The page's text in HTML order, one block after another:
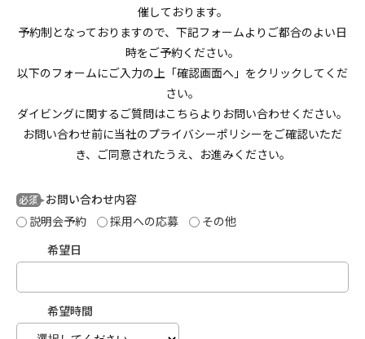
催しております。
予約制となっておりますので、下記フォームよりご都合のよい日
時をご予約ください。
以下のフォームにご入力の上「確認画面へ」をクリックしてくだ
さい。
ダイビングに関するご質問はこちらよりお問い合わせください。
お問い合わせ前に当社のプライバシーポリシーをご確認いただ
き、ご同意されたうえ、お進みください。
必須 お問い合わせ内容
説明会予約
採用への応募
その他
希望日
希望時間